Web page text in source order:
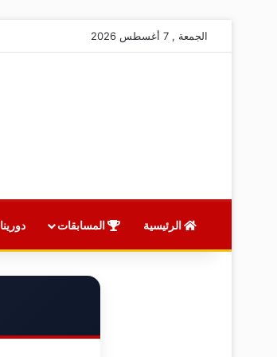
الجمعة , 7 أغسطس 2026
الرئيسية المسابقات دورينا